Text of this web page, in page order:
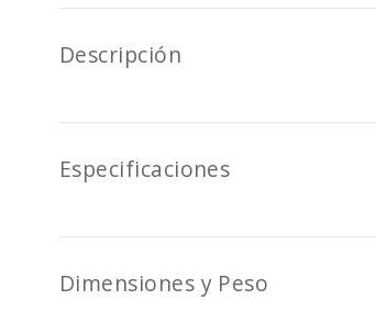
Descripción
Especificaciones
Dimensiones y Peso